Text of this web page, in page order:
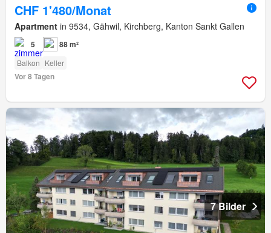
CHF 1'480/Monat
Apartment in 9534, Gähwil, Kirchberg, Kanton Sankt Gallen
5 88 m²
Balkon Keller
Vor 8 Tagen
7 Bilder